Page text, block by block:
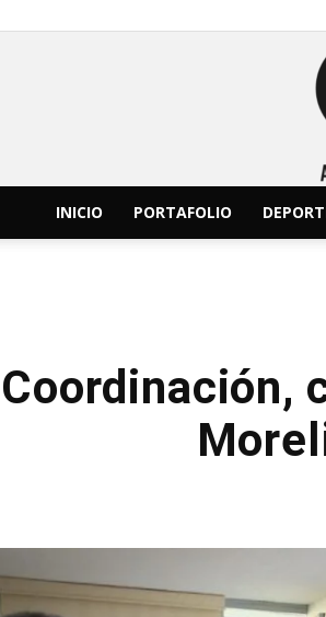
INICIO PORTAFOLIO
Coordinación,